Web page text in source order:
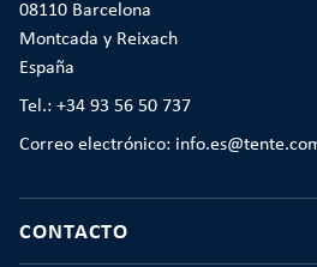
08110 Barcelona
Montcada y Reixach
España
Tel.: +34 93 56 50 737
Correo electrónico:
CONTACTO